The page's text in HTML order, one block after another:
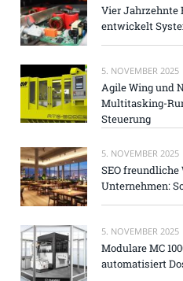
Vier Jahrzehnte
entwickelt
5. NOVEMBER 2025
Agile Wing und
Multitasking-
Steuerung
5. NOVEMBER 2025
SEO
Unternehmen:
5. NOVEMBER 2025
Modulare MC
automatisiert